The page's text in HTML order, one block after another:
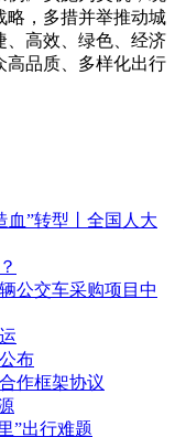
略，多措并举推动城
、高效、绿色、经济
高品质、多样化出行
血”转型丨全国人大
公交车采购项目中
布
作框架协议
”出行难题